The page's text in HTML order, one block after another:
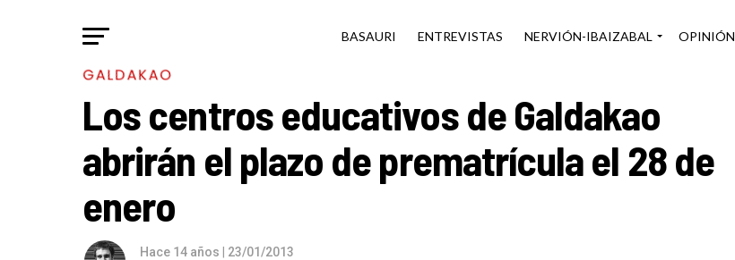
BASAURI ENTREVISTAS NERVIÓN-IBAIZABAL OPINIÓN
GALDAKAO
Los centros educativos de Galdakao
abrirán el plazo de prematrícula el 28 de
enero
Hace 14 años | 23/01/2013